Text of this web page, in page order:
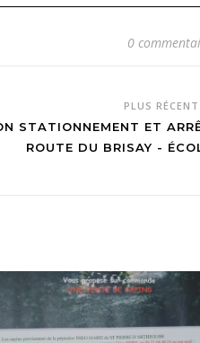
0
PLUS
STATIONNEMENT ET
ROUTE DU BRISAY -